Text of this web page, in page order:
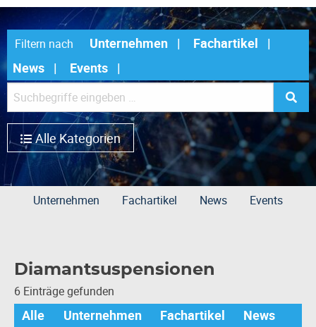
Filtern nach Unternehmen
Fachartikel
News
Events
Alle Kategorien
Unternehmen Fachartikel News Events
Diamantsuspensionen
6 Einträge gefunden
Alle Unternehmen Fachartikel
News